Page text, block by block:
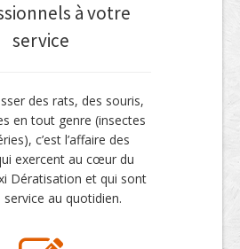
à votre
service
des rats, des souris,
en tout genre (insectes
c’est l’affaire des
exercent au cœur du
Dératisation et qui sont
au quotidien.